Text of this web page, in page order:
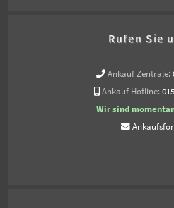
Rufen Sie
Ankauf Zentrale:
Ankauf Hotline:
Wir sind